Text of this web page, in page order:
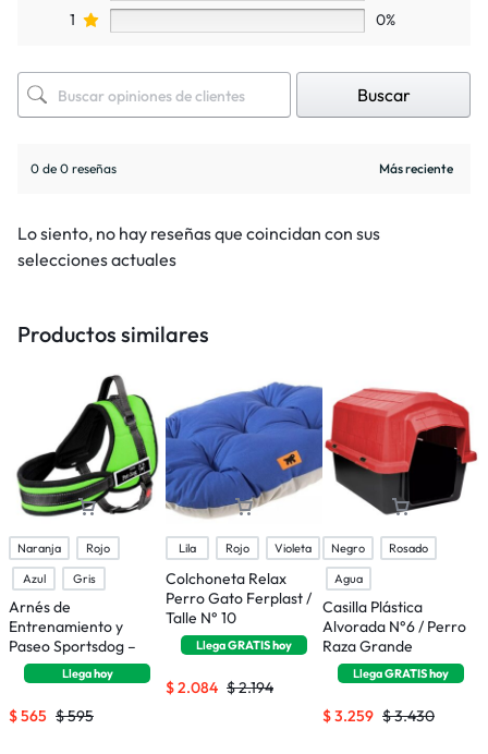
1
0%
Buscar
0 de 0 reseñas
Lo siento, no hay reseñas que coincidan con sus
selecciones actuales
Productos similares
Naranja
Rojo
Azul
Gris
Arnés de
Entrenamiento y
Paseo Sportsdog –
Talle S
Llegahoy
$595
$565
Lila Rojo Violeta
Colchoneta Relax
Perro Gato Ferplast /
Talle N° 10
LlegaGRATIShoy
$2.194
$2.084
Negro
Rosado
Agua
Casilla Plástica
Alvorada N°6 / Perro
Raza Grande
LlegaGRATIShoy
$3.430
$3.259